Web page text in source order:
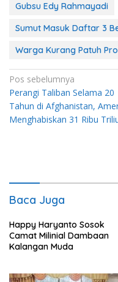
Gubsu Edy Rahmayadi
Sumut Masuk Daftar 3
Warga Kurang Patuh
Navigasi
pos
Pos sebelumnya
Perangi Taliban Selama 20
Tahun di Afghanistan,
Menghabiskan 31 Ribu
Baca Juga
Happy Haryanto Sosok
Camat Milinial Dambaan
Kalangan Muda